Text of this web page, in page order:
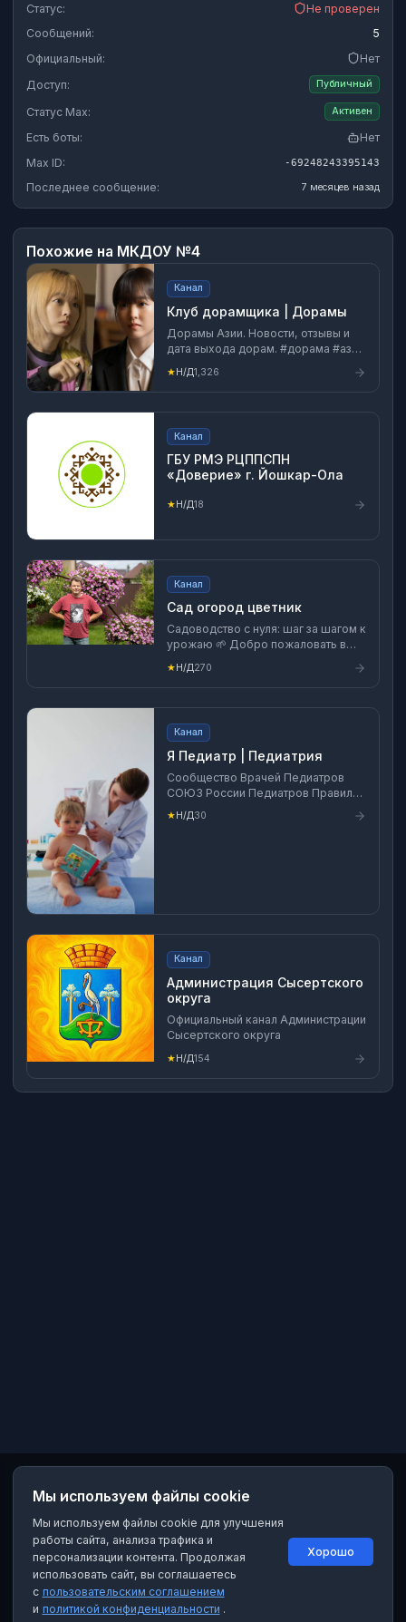
Статус:
Не проверен
Сообщений:
5
Официальный:
Нет
Доступ:
Публичный
Статус Max: Активен
Есть боты:
Нет
Max ID:
-69248243395143
Последнее сообщение: 7 месяцев назад
Похожие на МКДОУ №4
Канал
Клуб дорамщика | Дорамы
Дорамы Азии. Новости, отзывы и
дата выхода дорам. #дорама #азия
#кино #сериалы #корея
★Н/Д1,326
Канал
ГБУ РМЭ РЦППСПН
«Доверие» г. Йошкар-Ола
★Н/Д18
Канал
Сад огород цветник
Садоводство с нуля: шаг за шагом к
урожаю 🌱 Добро пожаловать в
сообщество, созданное для
заядлых огородников и тех кто
только начинает свой путь к
собственному урожаю! Я начал
свою садоводческую жизнь в 2016
году практически с нуля и помню,
как много вопросов возникало на
каждом шагу. Именно поэтому я
решил создать это сообщество
★Н/Д270
Канал
Я Педиатр | Педиатрия
Сообщество Врачей Педиатров
СОЮЗ России Педиатров Правила
Группы: Ссылки - Скрытая Реклама
- запрещена бан При нарушение
★Н/Д30
Канал
Администрация Сысертского
округа
Официальный канал Администрации
Сысертского округа
★Н/Д154
Мы используем файлы cookie
Мы используем файлы cookie для улучшения
работы сайта, анализа трафика и
персонализации контента. Продолжая
использовать сайт, вы соглашаетесь
с пользовательским соглашением
и политикой конфиденциальности .
Хорошо